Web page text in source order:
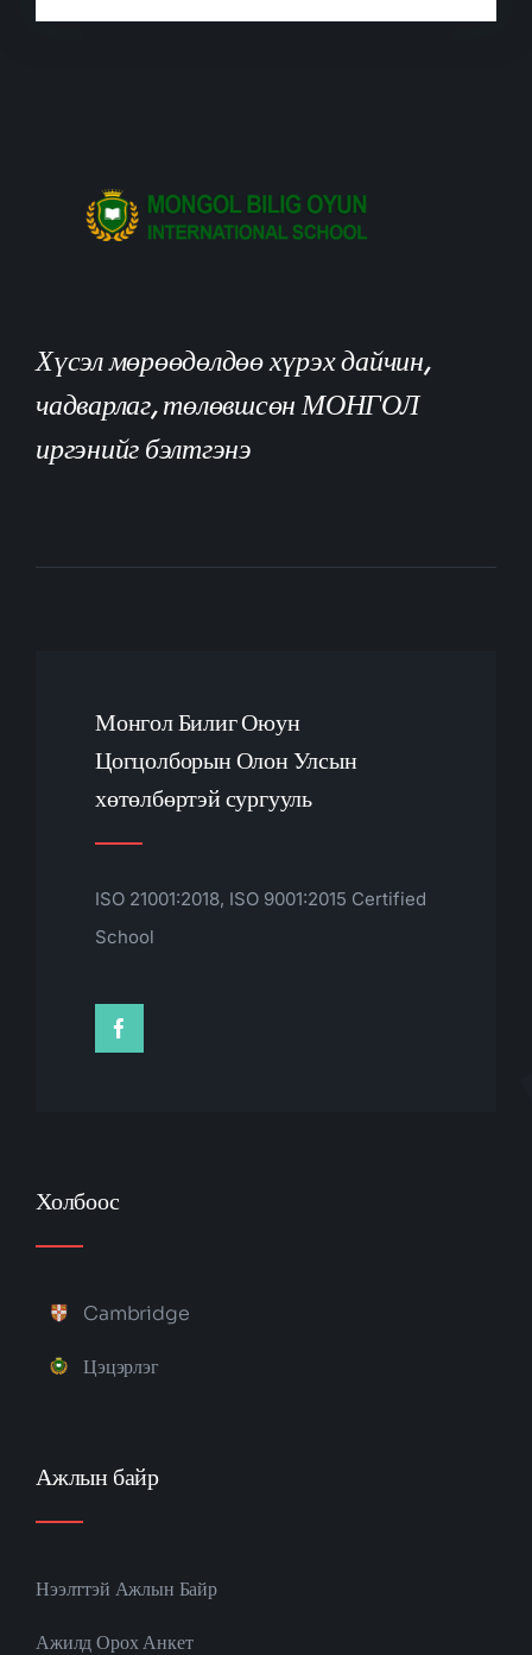
Хүсэл мөрөөдөлдөө хүрэх дайчин,
чадварлаг, төлөвшсөн МОНГОЛ
иргэнийг бэлтгэнэ
Монгол Билиг Оюун
Цогцолборын Олон Улсын
хөтөлбөртэй сургууль
ISO 21001:2018, ISO 9001:2015 Certified
School
Холбоос
Cambridge
Цэцэрлэг
Ажлын байр
Нээлттэй Ажлын Байр
Ажилд Орох Анкет